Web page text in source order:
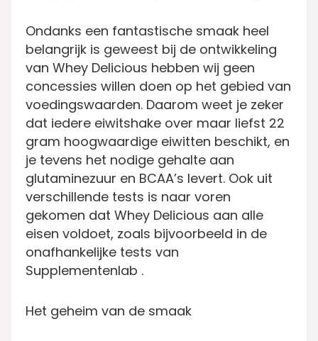
Ondanks een fantastische smaak heel
belangrijk is geweest bij de ontwikkeling
van Whey Delicious hebben wij geen
concessies willen doen op het gebied van
voedingswaarden. Daarom weet je zeker
dat iedere eiwitshake over maar liefst 22
gram hoogwaardige eiwitten beschikt, en
je tevens het nodige gehalte aan
glutaminezuur en BCAA’s levert. Ook uit
verschillende tests is naar voren
gekomen dat Whey Delicious aan alle
eisen voldoet, zoals bijvoorbeeld in de
onafhankelijke tests van
Supplementenlab .
Het geheim van de smaak